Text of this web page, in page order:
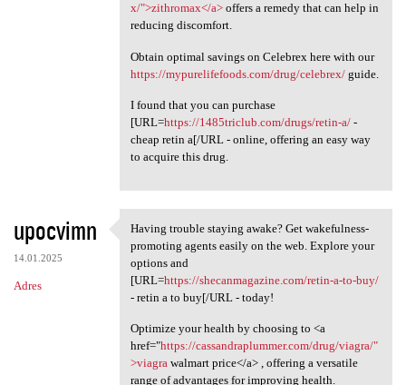
x/">zithromax</a>offers a remedy that can help in
reducing discomfort.
Obtain optimal savings on Celebrex here with our
https://mypurelifefoods.com/drug/celebrex/guide.
I found that you can purchase
[URL=https://1485triclub.com/drugs/retin-a/-
cheap retin a[/URL - online, offering an easy way
to acquire this drug.
upocvimn
14.01.2025
Adres
Having trouble staying awake?
Having trouble staying awake? Get wakefulness-
promoting agents easily on the web. Explore your
options and
[URL=https://shecanmagazine.com/retin-a-to-buy/
- retin a to buy[/URL - today!
Optimize your health by choosing to <a
href="https://cassandraplummer.com/drug/viagra/"
>viagrawalmart price</a> , offering a versatile
range of advantages for improving health.